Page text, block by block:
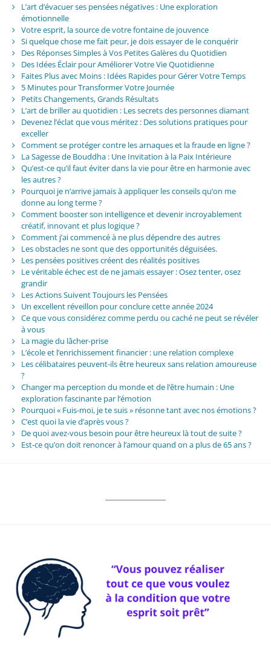
L’art d’évacuer ses pensées négatives : Une exploration
émotionnelle
Votre esprit, la source de votre fontaine de jouvence
Si quelque chose me fait peur, je dois essayer de le conquérir
Des Réponses Simples à Vos Petites Galères du Quotidien
Des Idées Éclair pour Améliorer Votre Vie Quotidienne
Faites Plus avec Moins : Idées Rapides pour Gérer Votre Temps
5 Minutes pour Transformer Votre Journée
Petits Changements, Grands Résultats
L’art de briller au quotidien : Les secrets des personnes diamant
Devenez l’éclat que vous méritez : Des solutions pratiques pour
exceller
Comment se protéger contre les arnaques et la fraude en ligne ?
La Sagesse de Bouddha : Une Invitation à la Paix Intérieure
Qu’est-ce qu’il faut éviter dans la vie pour être en harmonie avec
les autres ?
Pourquoi je n’arrive jamais à appliquer les conseils qu’on me
donne au long terme ?
Comment booster son intelligence et devenir incroyablement
créatif, innovant et plus logique ?
Comment j’ai commencé à ne plus dépendre des autres
Les obstacles ne sont que des opportunités déguisées.
Les pensées positives créent des réalités positives
Le véritable échec est de ne jamais essayer : Osez tenter, osez
grandir
Les Actions Suivent Toujours les Pensées
Un excellent réveillon pour conclure cette année 2024
Ce que vous considérez comme perdu ou caché ne peut se révéler
à vous
La magie du lâcher-prise
L’école et l’enrichissement financier : une relation complexe
Les célibataires peuvent-ils être heureux sans relation amoureuse
?
Changer ma perception du monde et de l’être humain : Une
exploration fascinante par l’émotion
Pourquoi « Fuis-moi, je te suis » résonne tant avec nos émotions ?
C’est quoi la vie d’après vous ?
De quoi avez-vous besoin pour être heureux là tout de suite ?
Est-ce qu’on doit renoncer à l’amour quand on a plus de 65 ans ?